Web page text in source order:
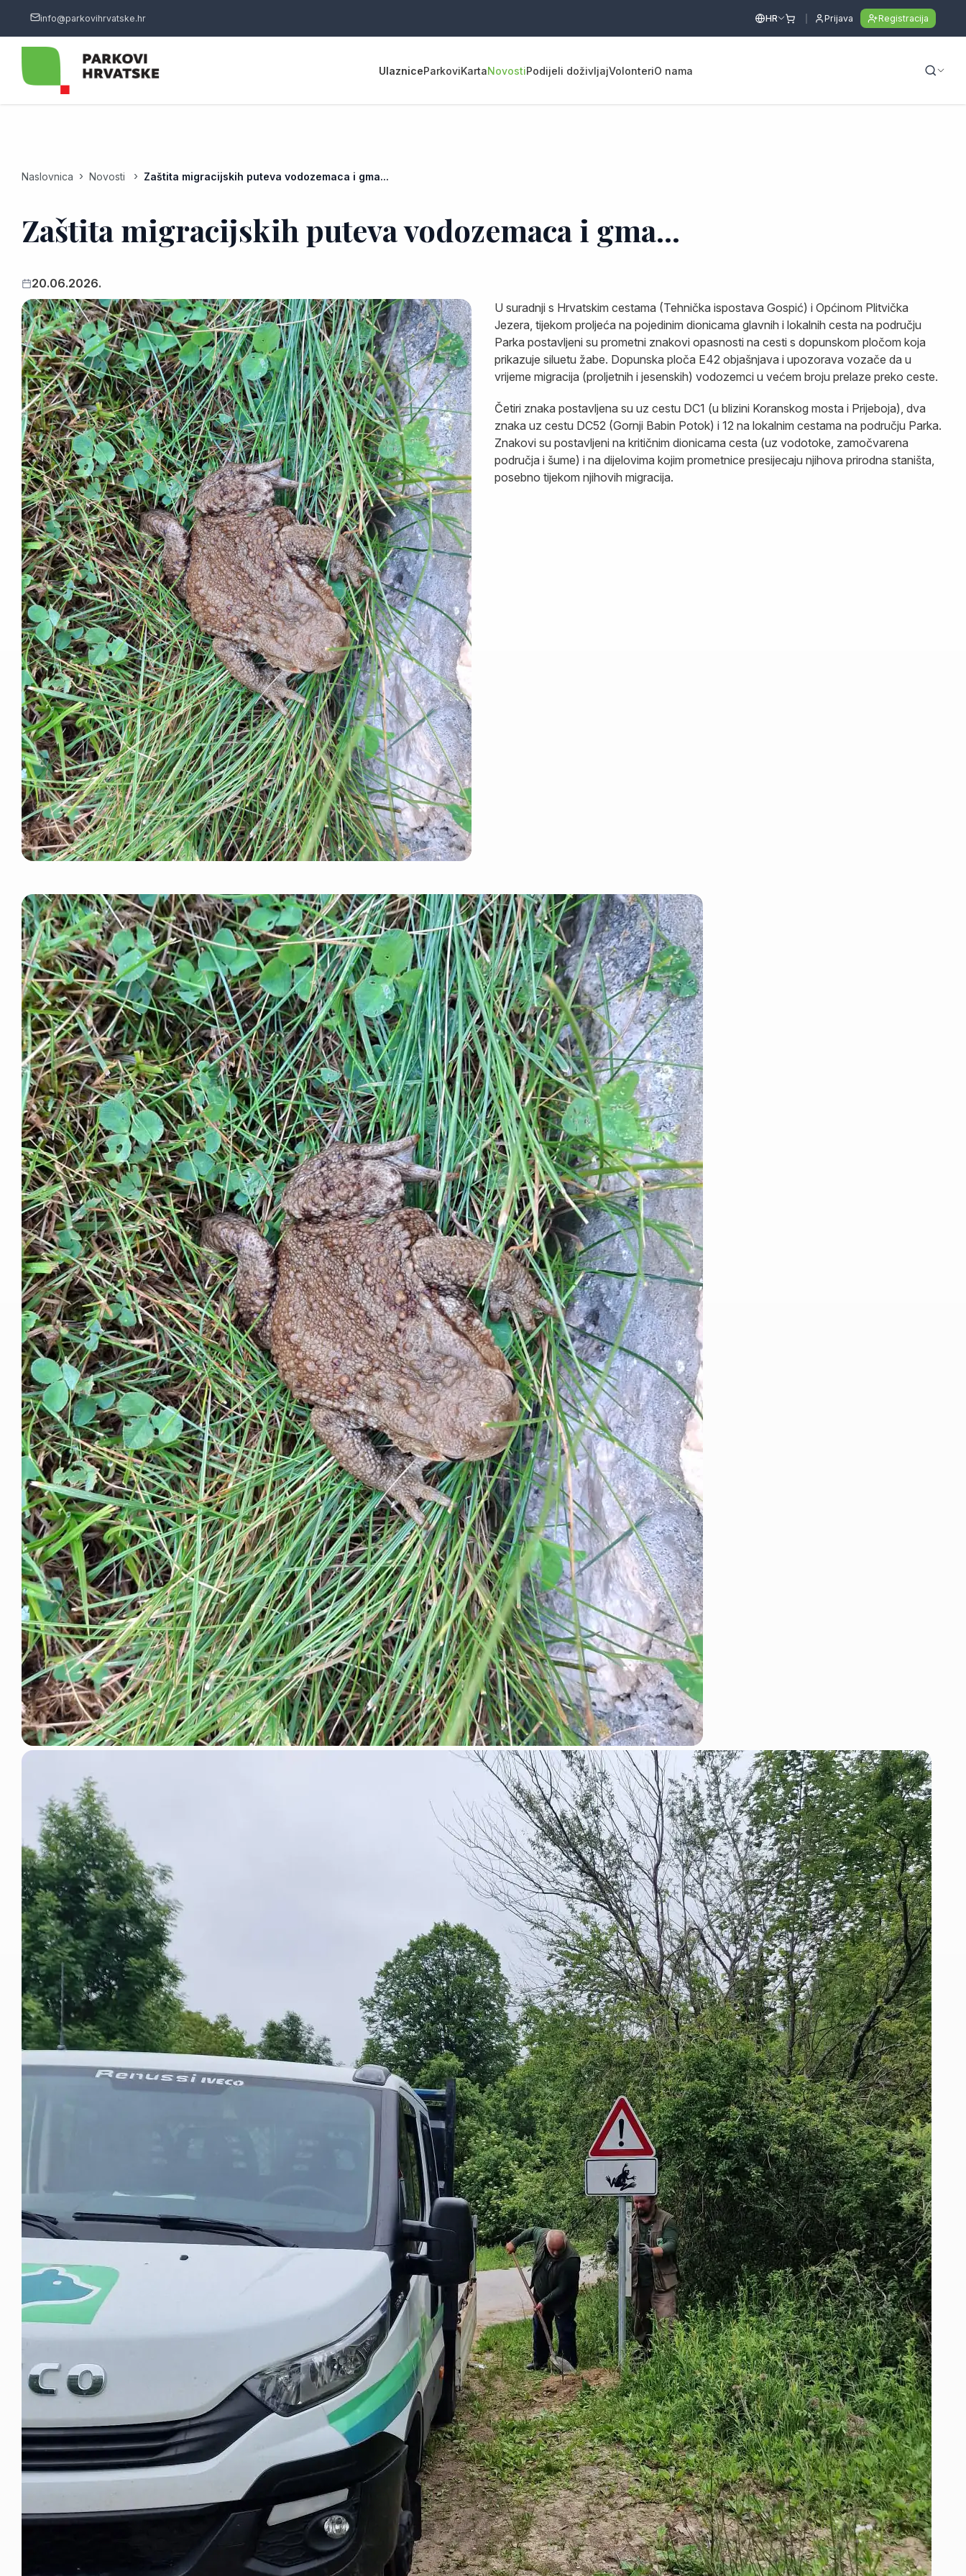
info@parkovihrvatske.hr HR Prijava Registracija
UlazniceParkoviKartaNovostiPodijeli doživljajVolonteriO nama
Naslovnica Novosti Zaštita migracijskih puteva vodozemaca i gma...
Zaštita migracijskih puteva vodozemaca i gma...
20.06.2026.
U suradnji s Hrvatskim cestama (Tehnička ispostava Gospić) i Općinom Plitvička
Jezera, tijekom proljeća na pojedinim dionicama glavnih i lokalnih cesta na području
Parka postavljeni su prometni znakovi opasnosti na cesti s dopunskom pločom koja
prikazuje siluetu žabe. Dopunska ploča E42 objašnjava i upozorava vozače da u
vrijeme migracija (proljetnih i jesenskih) vodozemci u većem broju prelaze preko ceste.
Četiri znaka postavljena su uz cestu DC1 (u blizini Koranskog mosta i Prijeboja), dva
znaka uz cestu DC52 (Gornji Babin Potok) i 12 na lokalnim cestama na području Parka.
Znakovi su postavljeni na kritičnim dionicama cesta (uz vodotoke, zamočvarena
područja i šume) i na dijelovima kojim prometnice presijecaju njihova prirodna staništa,
posebno tijekom njihovih migracija.